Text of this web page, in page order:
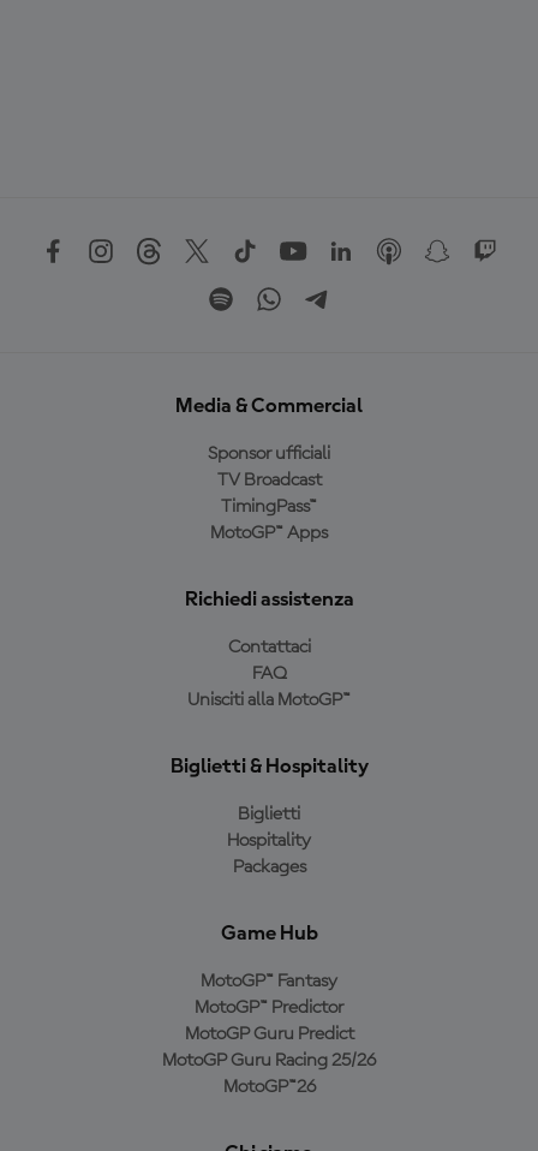
Media & Commercial
Sponsor ufficiali
TV Broadcast
TimingPass™
MotoGP™ Apps
Richiedi assistenza
Contattaci
FAQ
Unisciti alla MotoGP™
Biglietti & Hospitality
Biglietti
Hospitality
Packages
Game Hub
MotoGP™ Fantasy
MotoGP™ Predictor
MotoGP Guru Predict
MotoGP Guru Racing 25/26
MotoGP™26